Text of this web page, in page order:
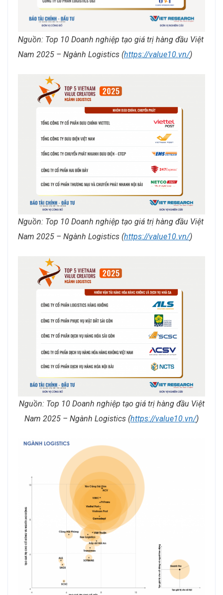
Nguồn: Top 10 Doanh nghiệp tạo giá trị hàng đầu Việt
Nam 2025 – Ngành Logistics (https://value10.vn/)
Nguồn: Top 10 Doanh nghiệp tạo giá trị hàng đầu Việt
Nam 2025 – Ngành Logistics (https://value10.vn/)
Nguồn: Top 10 Doanh nghiệp tạo giá trị hàng đầu Việt
Nam 2025 – Ngành Logistics (https://value10.vn/)